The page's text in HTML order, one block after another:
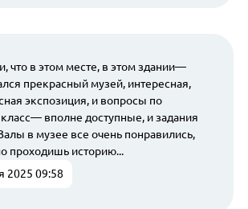
что в этом месте, в этом здании—
прекрасный музей, интересная,
экспозиция, и вопросы по
вполне доступные, и задания
в музее все очень понравились,
проходишь историю...
2025 09:58